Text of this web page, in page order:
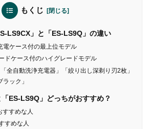
もくじ
LS9CX」と「ES-LS9Q」の違い
電ケース付の最上位モデル
ドケース付のハイグレードモデル
全自動洗浄充電器」「絞り出し深剃り刃2枚」
ラック」
「ES-LS9Q」どっちがおすすめ？
すすめな人
すめな人